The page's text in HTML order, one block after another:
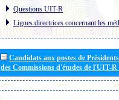
Questions UIT-R
Lignes directrices concernant les
Candidats aux postes de
des Commissions d'études de l'UIT-